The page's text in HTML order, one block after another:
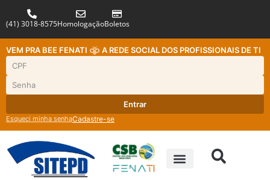
(41) 3018-8575HomologaçãoBoletos
VEM PRA BEE FENATI A REDE SOCIAL DOS PROFISSIONAIS DE TI
Entrar
Esqueci minha senhaCadastre-se